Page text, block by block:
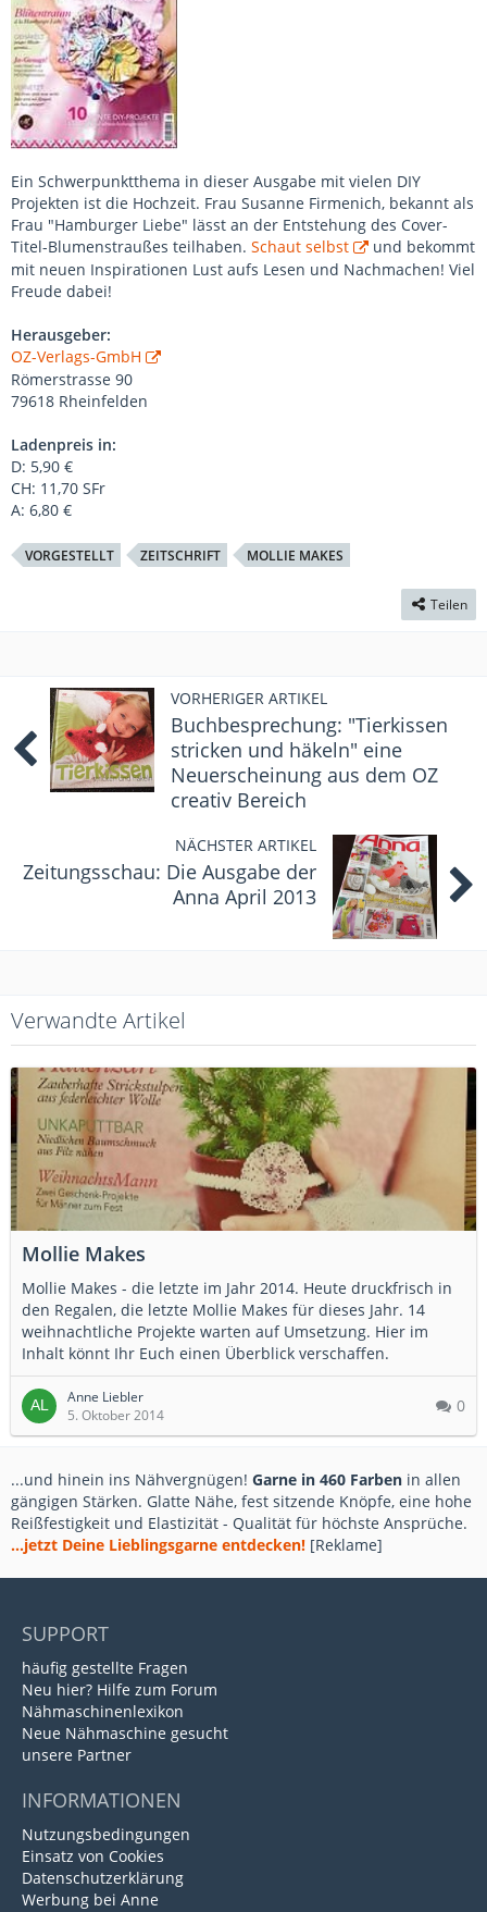
Ein Schwerpunktthema in dieser Ausgabe mit vielen DIY
Projekten ist die Hochzeit. Frau Susanne Firmenich, bekannt als
Frau "Hamburger Liebe" lässt an der Entstehung des Cover-
Titel-Blumenstraußes teilhaben. Schaut selbst
und bekommt
mit neuen Inspirationen Lust aufs Lesen und Nachmachen! Viel
Freude dabei!
Herausgeber:
OZ-Verlags-GmbH
Römerstrasse 90
79618 Rheinfelden
Ladenpreis in:
D: 5,90 €
CH: 11,70 SFr
A: 6,80 €
VORGESTELLT ZEITSCHRIFT MOLLIE MAKES
Teilen
VORHERIGER ARTIKEL
Buchbesprechung: "Tierkissen
stricken und häkeln" eine
Neuerscheinung aus dem OZ
creativ Bereich
NÄCHSTER ARTIKEL
Zeitungsschau: Die Ausgabe der
Anna April 2013
Verwandte Artikel
Mollie Makes
Mollie Makes - die letzte im Jahr 2014. Heute druckfrisch in
den Regalen, die letzte Mollie Makes für dieses Jahr. 14
weihnachtliche Projekte warten auf Umsetzung. Hier im
Inhalt könnt Ihr Euch einen Überblick verschaffen.
Anne Liebler
5. Oktober 2014
0
...und hinein ins Nähvergnügen! Garne in 460 Farben in allen
gängigen Stärken. Glatte Nähe, fest sitzende Knöpfe, eine hohe
Reißfestigkeit und Elastizität - Qualität für höchste Ansprüche.
...jetzt Deine Lieblingsgarne entdecken! [Reklame]
SUPPORT
häufig gestellte Fragen
Neu hier? Hilfe zum Forum
Nähmaschinenlexikon
Neue Nähmaschine gesucht
unsere Partner
INFORMATIONEN
Nutzungsbedingungen
Einsatz von Cookies
Datenschutzerklärung
Werbung bei Anne